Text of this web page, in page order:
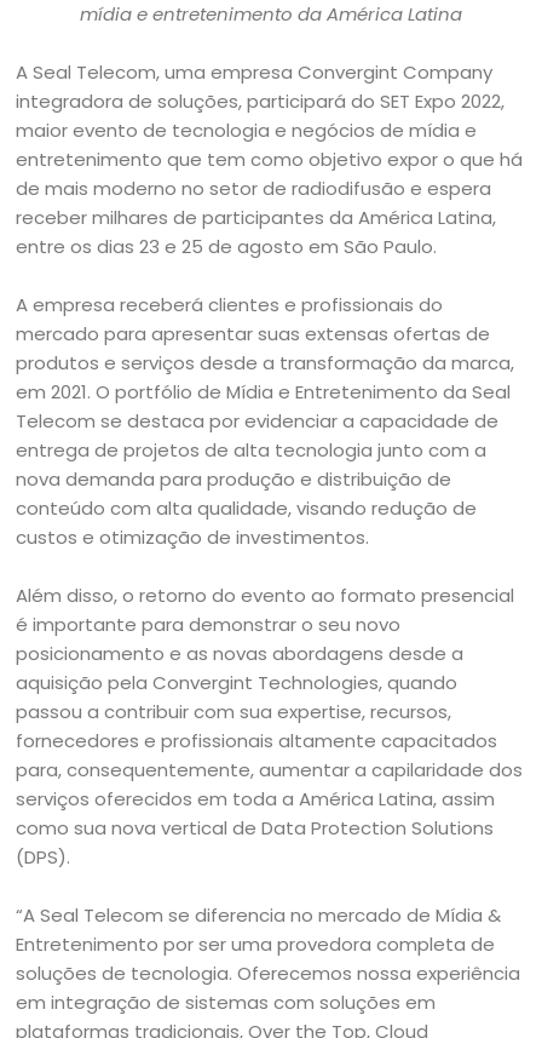
mídia e entretenimento da América Latina
A Seal Telecom, uma empresa Convergint Company
integradora de soluções, participará do SET Expo 2022,
maior evento de tecnologia e negócios de mídia e
entretenimento que tem como objetivo expor o que há
de mais moderno no setor de radiodifusão e espera
receber milhares de participantes da América Latina,
entre os dias 23 e 25 de agosto em São Paulo.
A empresa receberá clientes e profissionais do
mercado para apresentar suas extensas ofertas de
produtos e serviços desde a transformação da marca,
em 2021. O portfólio de Mídia e Entretenimento da Seal
Telecom se destaca por evidenciar a capacidade de
entrega de projetos de alta tecnologia junto com a
nova demanda para produção e distribuição de
conteúdo com alta qualidade, visando redução de
custos e otimização de investimentos.
Além disso, o retorno do evento ao formato presencial
é importante para demonstrar o seu novo
posicionamento e as novas abordagens desde a
aquisição pela Convergint Technologies, quando
passou a contribuir com sua expertise, recursos,
fornecedores e profissionais altamente capacitados
para, consequentemente, aumentar a capilaridade dos
serviços oferecidos em toda a América Latina, assim
como sua nova vertical de Data Protection Solutions
(DPS).
“A Seal Telecom se diferencia no mercado de Mídia &
Entretenimento por ser uma provedora completa de
soluções de tecnologia. Oferecemos nossa experiência
em integração de sistemas com soluções em
plataformas tradicionais, Over the Top, Cloud